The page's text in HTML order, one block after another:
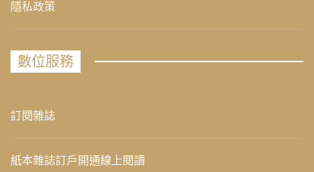
隱私政策
數位服務
訂閱雜誌
紙本雜誌訂戶開通線上閱讀